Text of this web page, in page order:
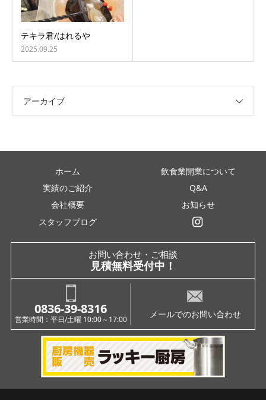
テキラ君/はれるや
2025.09.25
アーカイブ
ホーム
飲食業開業について
実績のご紹介
Q&A
会社概要
お知らせ
スタッフブログ
お問い合わせ・ご相談
見積無料受付中！
0836-39-8316
営業時間：平日/土曜 10:00～17:00 メールでのお問い合わせ